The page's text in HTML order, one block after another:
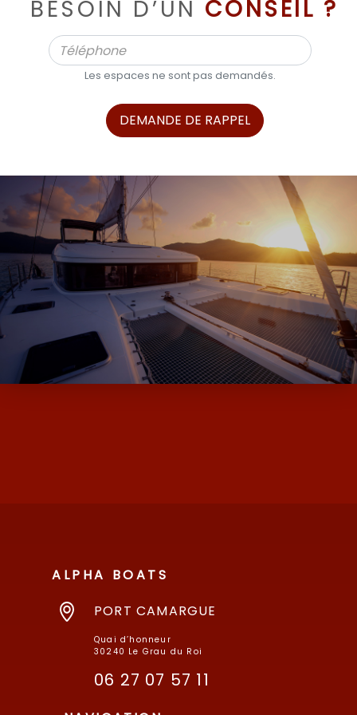
BESOIN D’UN CONSEIL ?
Les espaces ne sont pas demandés.
DEMANDE DE RAPPEL
ALPHA BOATS, L’EXPERT DES BATEAUX
D’OCCASION ET NEUF AVEC SES MARQUES
DE MOODY ET MILLIKAN…
ALPHA BOATS
PORT CAMARGUE
Quai d’honneur
30240 Le Grau du Roi
06 27 07 57 11